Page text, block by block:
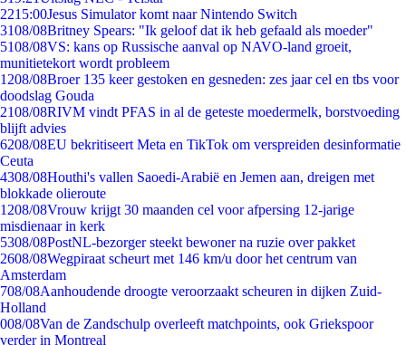
2215:00Jesus Simulator komt naar Nintendo Switch
3108/08Britney Spears: "Ik geloof dat ik heb gefaald als moeder"
5108/08VS: kans op Russische aanval op NAVO-land groeit,
munitietekort wordt probleem
1208/08Broer 135 keer gestoken en gesneden: zes jaar cel en tbs voor
doodslag Gouda
2108/08RIVM vindt PFAS in al de geteste moedermelk, borstvoeding
blijft advies
6208/08EU bekritiseert Meta en TikTok om verspreiden desinformatie
Ceuta
4308/08Houthi's vallen Saoedi-Arabië en Jemen aan, dreigen met
blokkade olieroute
1208/08Vrouw krijgt 30 maanden cel voor afpersing 12-jarige
misdienaar in kerk
5308/08PostNL-bezorger steekt bewoner na ruzie over pakket
2608/08Wegpiraat scheurt met 146 km/u door het centrum van
Amsterdam
708/08Aanhoudende droogte veroorzaakt scheuren in dijken Zuid-
Holland
008/08Van de Zandschulp overleeft matchpoints, ook Griekspoor
verder in Montreal